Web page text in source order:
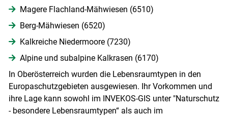
Magere Flachland-Mähwiesen (6510)
Berg-Mähwiesen (6520)
Kalkreiche Niedermoore (7230)
Alpine und subalpine Kalkrasen (6170)
In Oberösterreich wurden die Lebensraumtypen in den
Europaschutzgebieten ausgewiesen. Ihr Vorkommen und
ihre Lage kann sowohl im INVEKOS-GIS unter "Naturschutz
- besondere Lebensraumtypen“ als auch im